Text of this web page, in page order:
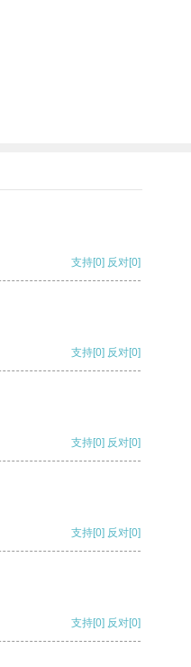
支持[0] 反对[0]
支持[0] 反对[0]
支持[0] 反对[0]
支持[0] 反对[0]
支持[0] 反对[0]